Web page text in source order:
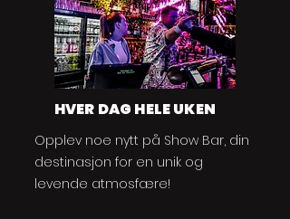
HVER DAG HELE UKEN
Opplev noe nytt på Show Bar, din
destinasjon for en unik og
levende atmosfære!